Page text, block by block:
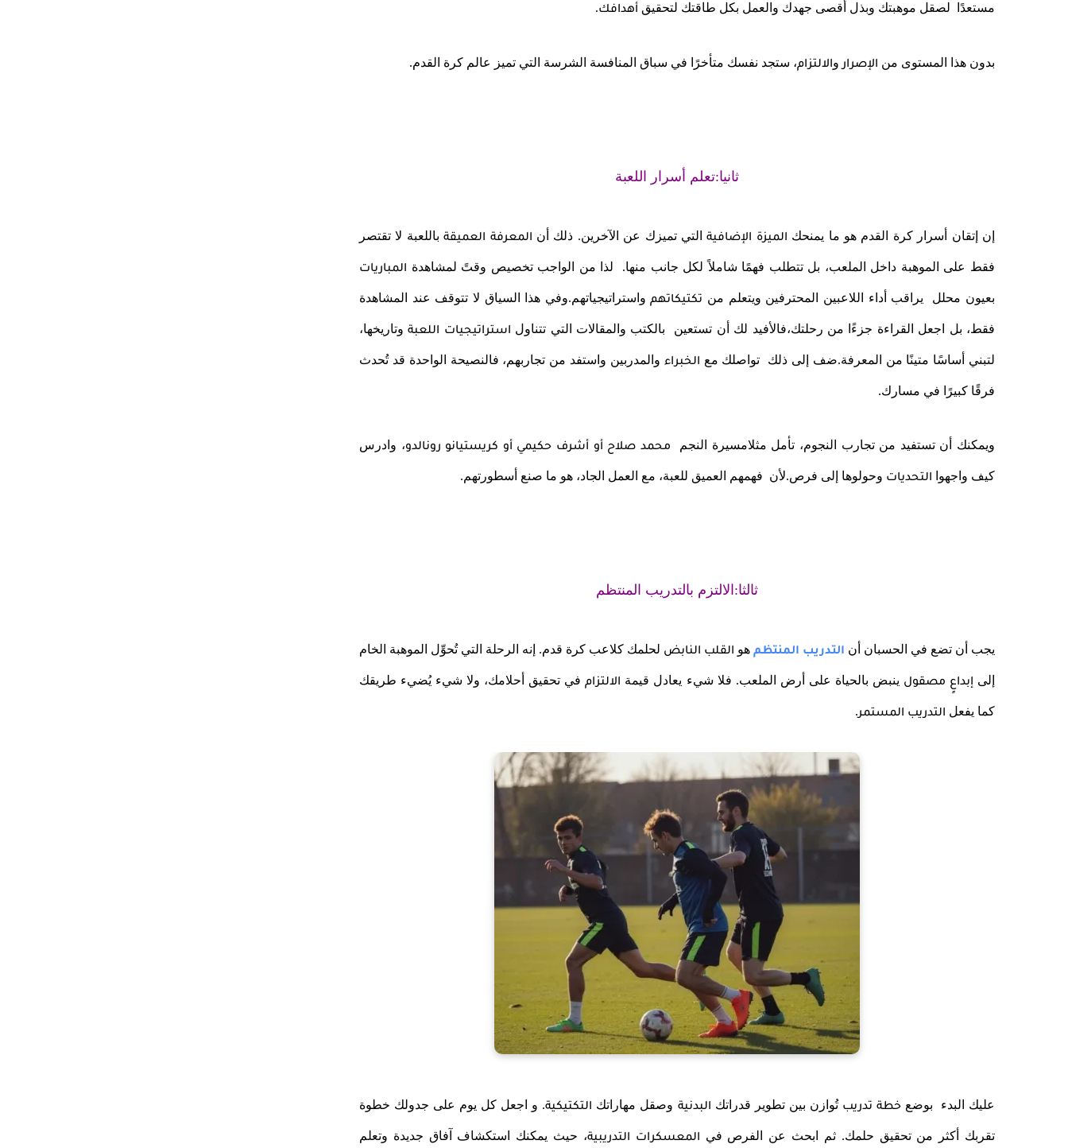
مستعدًا لصقل موهبتك وبذل أقصى جهدك والعمل بكل طاقتك لتحقيق أهدافك.
بدون هذا المستوى من الإصرار والالتزام، ستجد نفسك متأخرًا في سباق المنافسة الشرسة التي تميز عالم كرة القدم.
ثانيا:تعلم أسرار اللعبة
إن إتقان أسرار كرة القدم هو ما يمنحك الميزة الإضافيةالتي تميزك عن الآخرين. ذلك أن المعرفة العميقةباللعبة لا تقتصر
فقط على الموهبة داخل الملعب، بل تتطلب فهمًا شاملاً لكل جانب منها. لذا من الواجب تخصيص وقتً لمشاهدة المباريات
بعيون محلل يراقب أداء اللاعبين المحترفين ويتعلم من تكتيكاتهم واستراتيجياتهم.وفي هذا السياق لا تتوقف عند المشاهدة
فقط، بل اجعل القراءة جزءًا من رحلتك،فالأفيد لك أن تستعين بالكتب والمقالات التي تتناول استراتيجيات اللعبةوتاريخها،
لتبني أساسًا متينًا من المعرفة.ضف إلى ذلك تواصلك مع الخبراء والمدربين واستفد من تجاربهم، فالنصيحة الواحدة قد تُحدث
فرقًا كبيرًا في مسارك.
ويمكنك أن تستفيد من تجارب النجوم، تأمل مثلامسيرة النجم محمد صلاح أو أشرف حكيمي أو كريستيانو رونالدو، وادرس
كيف واجهوا التحديات وحولوها إلى فرص.لأن فهمهم العميق للعبة، مع العمل الجاد، هو ما صنع أسطورتهم.
ثالثا:الالتزم بالتدريب المنتظم
يجب أن تضع في الحسبان أن التدريب المنتظم هو القلب النابض لحلمك كلاعب كرة قدم. إنه الرحلة التي تُحوِّل الموهبة الخام
إلى إبداعٍ مصقول ينبض بالحياة على أرض الملعب. فلا شيء يعادل قيمة الالتزام في تحقيق أحلامك، ولا شيء يُضيء طريقك
كما يفعل التدريب المستمر.
عليك البدء بوضعخطة تدريب تُوازن بين تطوير قدراتك البدنية وصقل مهاراتك التكتيكية. و اجعل كل يوم على جدولك خطوة
تقربك أكثر من تحقيق حلمك. ثم ابحث عن الفرص في المعسكرات التدريبية، حيث يمكنك استكشاف آفاق جديدة وتعلم